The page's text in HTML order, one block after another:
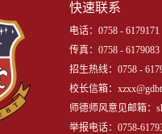
快速联系
电话：0758 - 6179171
传真：0758 - 6179083
招生热线：0758 -
校长信箱：
师德师风意见邮箱：
举报电话：0758-